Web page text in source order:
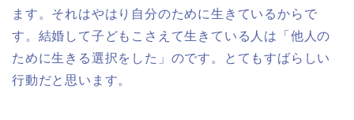
ます。それはやはり自分のために生きているからで
す。結婚して子どもこさえて生きている人は「他人の
ために生きる選択をした」のです。とてもすばらしい
行動だと思います。